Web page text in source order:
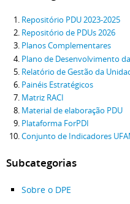
Repositório PDU 2023-2025
Repositório de PDUs 2026
Planos Complementares
Plano de Desenvolvimento
Relatório de Gestão da
Painéis Estratégicos
Matriz RACI
Material de elaboração PDU
Plataforma ForPDI
Conjunto de Indicadores
Subcategorias
Sobre o DPE